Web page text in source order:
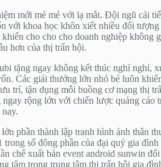
mới mẻ mẻ với lạ mắt. Đội ngũ cải
với khoa học khôn xiết nhiều đối
cho cho cho doanh nghiệp không
hơn của thị trấn hội.
tặng ngay không kết thúc nghỉ nghỉ,
Các giải thưởng lớn nhỏ bé luôn
trí, tận dụng mỗi buồng cơ mạng thị
rộng lớn với chiến lược quảng cáo
phần thành lập tranh hình ảnh thân
số đông phần của đại quý gia
chế xuất bản event android sunwin
tâm trong trung tâm thị trấn hội gia